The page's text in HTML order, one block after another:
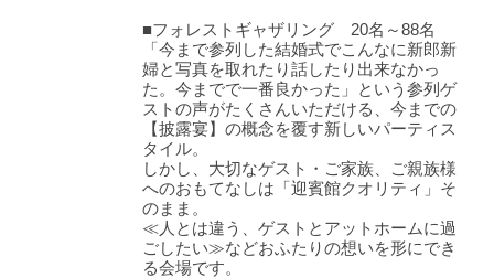
■フォレストギャザリング 20名～88名
「今まで参列した結婚式でこんなに新郎新
婦と写真を取れたり話したり出来なかっ
た。今までで一番良かった」という参列ゲ
ストの声がたくさんいただける、今までの
【披露宴】の概念を覆す新しいパーティス
タイル。
しかし、大切なゲスト・ご家族、ご親族様
へのおもてなしは「迎賓館クオリティ」そ
のまま。
≪人とは違う、ゲストとアットホームに過
ごしたい≫などおふたりの想いを形にでき
る会場です。